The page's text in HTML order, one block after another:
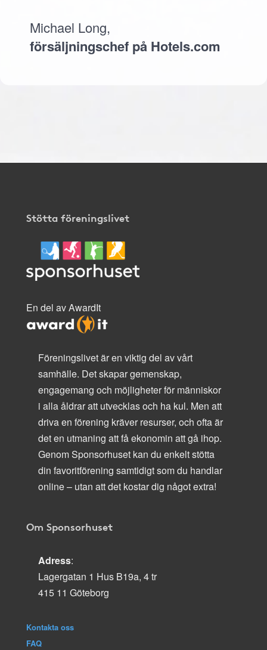
Michael Long,
försäljningschef på Hotels.com
Stötta föreningslivet
En del av AwardIt
Föreningslivet är en viktig del av vårt
samhälle. Det skapar gemenskap,
engagemang och möjligheter för människor
i alla åldrar att utvecklas och ha kul. Men att
driva en förening kräver resurser, och ofta är
det en utmaning att få ekonomin att gå ihop.
Genom Sponsorhuset kan du enkelt stötta
din favoritförening samtidigt som du handlar
online – utan att det kostar dig något extra!
Om Sponsorhuset
Adress:
Lagergatan 1 Hus B19a, 4 tr
415 11 Göteborg
Kontakta oss
FAQ